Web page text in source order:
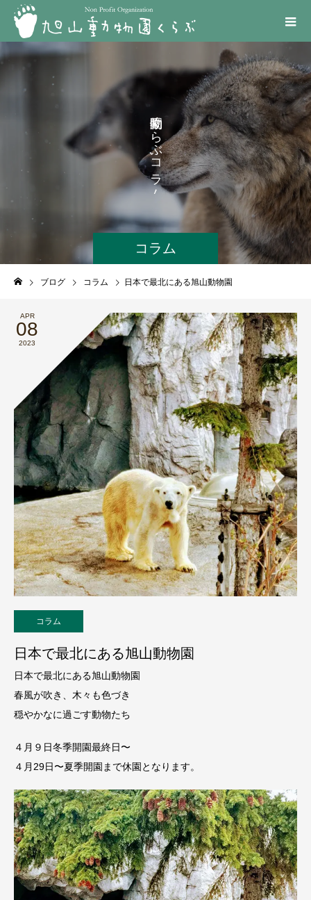
コラム
く
ら
ぶ
コ
ラ
ム
ブログ コラム 日本で最北にある旭山動物園
APR
08
2023
コラム
日本で最北にある旭山動物園
日本で最北にある旭山動物園
春風が吹き、木々も色づき
穏やかなに過ごす動物たち
４月９日冬季開園最終日〜
４月29日〜夏季開園まで休園となります。